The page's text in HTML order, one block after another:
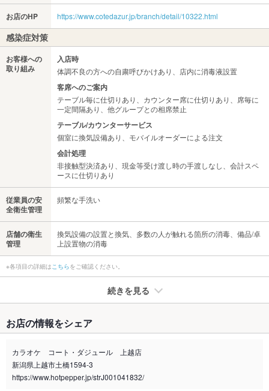
お店のHP https://www.cotedazur.jp/branch/detail/10322.html
感染症対策
お客様への
取り組み
入店時
体調不良の方への自粛呼びかけあり、店内に消毒液設置
客席へのご案内
テーブル毎に仕切りあり、カウンター席に仕切りあり、席毎に
一定間隔あり、他グループとの相席禁止
テーブル/カウンターサービス
個室に換気設備あり、モバイルオーダーによる注文
会計処理
非接触型決済あり、現金等受け渡し時の手渡しなし、会計スペ
ースに仕切りあり
従業員の安
全衛生管理
頻繁な手洗い
店舗の衛生
管理
換気設備の設置と換気、多数の人が触れる箇所の消毒、備品/卓
上設置物の消毒
※各項目の詳細はこちらをご確認ください。
続きを見る
禁煙・喫煙 全席禁煙
喫煙専用室 あり
※2020年4月1日～受動喫煙対策に関する法律が施行されています。正しい情報はお店へお問い
お店の情報をシェア
カラオケ コート・ダジュール 上越店
新潟県上越市土橋1594-3
https://www.hotpepper.jp/strJ001041832/